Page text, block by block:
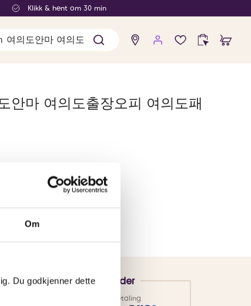
Om
Du godkjenner dette
Klikk & hent om 30 min
Ingen
produkter
마 여의도출장오피 여의도패
Betalingsmetoder
Kortbetaling